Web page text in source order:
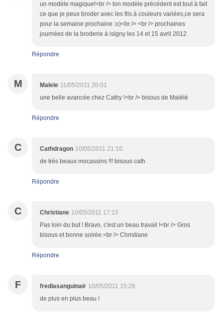
un modèle magique!<br /> ton modèle précédent est tout à fait
ce que je peux broder avec les fils à couleurs variées,ce sera
pour la semaine prochaine :o)<br /> <br /> prochaines
journées de la broderie à isigny les 14 et 15 avril 2012.
Répondre
M Malele 11/05/2011 20:01
une belle avancée chez Cathy !<br /> bisous de Malélé
Répondre
C Cathdragon 10/05/2011 21:10
de très beaux mocassins !!! bisous cath
Répondre
C Christiane 10/05/2011 17:15
Pas loin du but ! Bravo, c'est un beau travail !<br /> Gros
bisous et bonne soirée.<br /> Christiane
Répondre
F fredlasanguinair 10/05/2011 15:26
de plus en plus beau !